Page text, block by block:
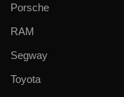
Porsche
RAM
Segway
Toyota